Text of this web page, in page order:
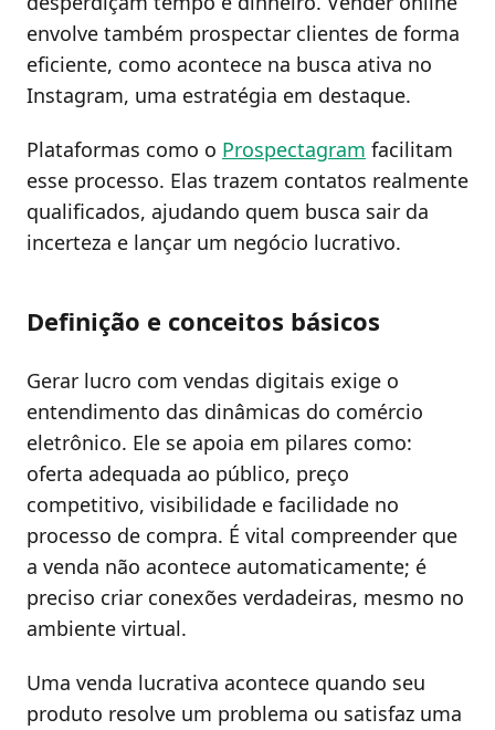
envolve também prospectar clientes de forma
eficiente, como acontece na busca ativa no
Instagram, uma estratégia em destaque.
Plataformas como o Prospectagram facilitam
esse processo. Elas trazem contatos realmente
qualificados, ajudando quem busca sair da
incerteza e lançar um negócio lucrativo.
Definição e conceitos básicos
Gerar lucro com vendas digitais exige o
entendimento das dinâmicas do comércio
eletrônico. Ele se apoia em pilares como:
oferta adequada ao público, preço
competitivo, visibilidade e facilidade no
processo de compra. É vital compreender que
a venda não acontece automaticamente; é
preciso criar conexões verdadeiras, mesmo no
ambiente virtual.
Uma venda lucrativa acontece quando seu
produto resolve um problema ou satisfaz uma